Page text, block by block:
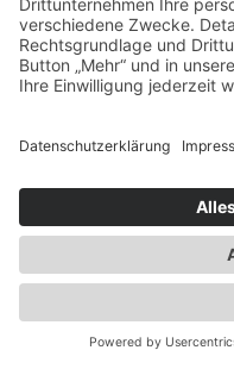
unsere
2015
Duwensee
2016
Ausbau
2017
2018